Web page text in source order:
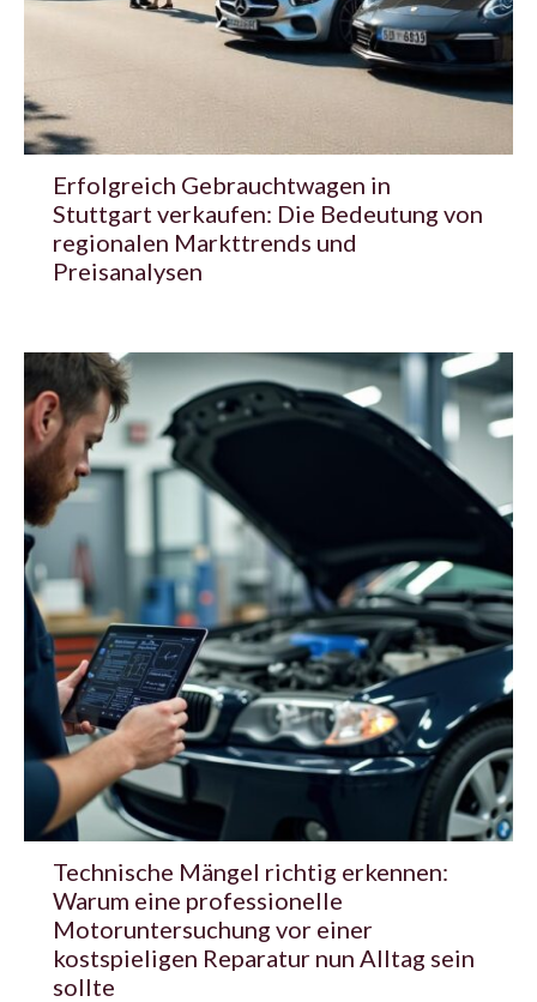
Erfolgreich Gebrauchtwagen in
Stuttgart verkaufen: Die Bedeutung von
regionalen Markttrends und
Preisanalysen
Technische Mängel richtig erkennen:
Warum eine professionelle
Motoruntersuchung vor einer
kostspieligen Reparatur nun Alltag sein
sollte